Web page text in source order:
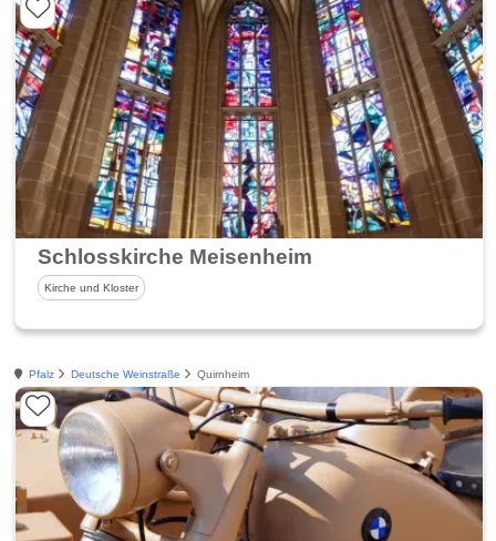
Schlosskirche Meisenheim
Kirche und Kloster
Pfalz Deutsche Weinstraße Quirnheim